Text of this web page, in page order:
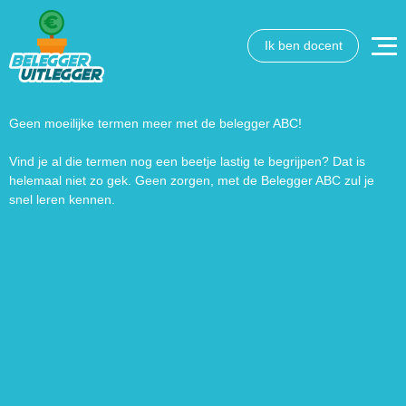
Ik ben docent
Geen moeilijke termen meer met de belegger ABC!
Vind je al die termen nog een beetje lastig te begrijpen? Dat is
helemaal niet zo gek. Geen zorgen, met de Belegger ABC zul je
snel leren kennen.
Wat wil je opzoeken?
hebben? We helpen je graag een handje.
Zoek
naar:
Zoekknop